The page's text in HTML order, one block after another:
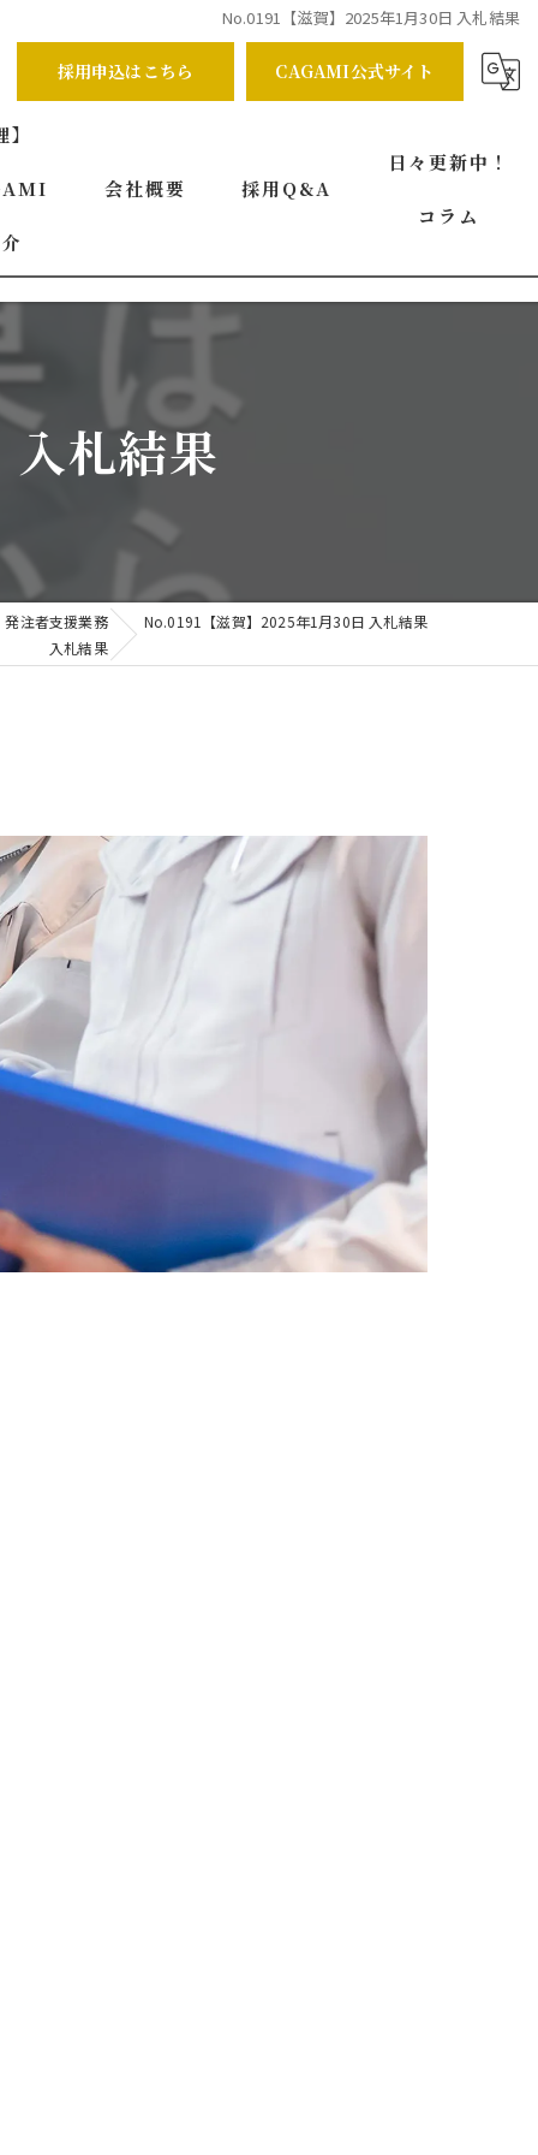
No.0191【滋賀】2025年1月30日 入札結果
採用申込はこちら CAGAMI公式サイト
会社概要
事業案内
求める人物像
採用Q&A
日々更新中！
コラム
札結果
発注者支援業務
入札結果
No.0191【滋賀】2025年1月30日 入札結果